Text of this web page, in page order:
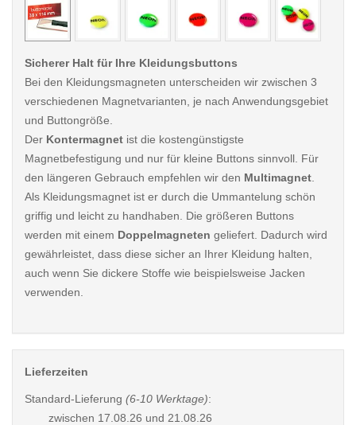
Sicherer Halt für Ihre Kleidungsbuttons
Bei den Kleidungsmagneten unterscheiden wir zwischen 3
verschiedenen Magnetvarianten, je nach Anwendungsgebiet
und Buttongröße.
Der Kontermagnet ist die kostengünstigste
Magnetbefestigung und nur für kleine Buttons sinnvoll. Für
den längeren Gebrauch empfehlen wir den Multimagnet
Als Kleidungsmagnet ist er durch die Ummantelung schön
griffig und leicht zu handhaben. Die größeren Buttons
werden mit einem Doppelmagneten geliefert. Dadurch wird
gewährleistet, dass diese sicher an Ihrer Kleidung halten,
auch wenn Sie dickere Stoffe wie beispielsweise Jacken
verwenden.
Lieferzeiten
Standard-Lieferung (6-10 Werktage):
zwischen 17.08.26 und 21.08.26